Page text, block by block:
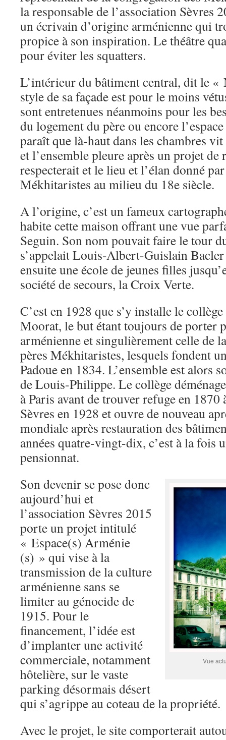
la responsable de l’association Sèvres
un écrivain d’origine arménienne qui
propice à son inspiration. Le théâtre
pour éviter les squatters.
L’intérieur du bâtiment central, dit le «
style de sa façade est pour le moins
sont entretenues néanmoins pour les
du logement du père ou encore
paraît que là-haut dans les chambres
et l’ensemble pleure après un projet
respecterait et le lieu et l’élan donné
Mékhitaristes au milieu du 18e siècle.
A l’origine, c’est un fameux
habite cette maison offrant une vue
Seguin. Son nom pouvait faire le tour
s’appelait Louis-Albert-Guislain
ensuite une école de jeunes filles
société de secours, la Croix Verte.
C’est en 1928 que s’y installe le
Moorat, le but étant toujours de porter
arménienne et singulièrement celle de
pères Mékhitaristes, lesquels fondent
Padoue en 1834. L’ensemble est alors
de Louis-Philippe. Le collège
à Paris avant de trouver refuge en
Sèvres en 1928 et ouvre de nouveau
mondiale après restauration des
années quatre-vingt-dix, c’est à la fois
pensionnat.
Vue
Son devenir se pose donc
aujourd’hui et
l’association Sèvres 2015
porte un projet intitulé
« Espace(s) Arménie
(s) » qui vise à la
transmission de la culture
arménienne sans se
limiter au génocide de
1915. Pour le
financement, l’idée est
d’implanter une activité
commerciale, notamment
hôtelière, sur le vaste
parking désormais désert
qui s’agrippe au coteau de la propriété.
Avec le projet, le site comporterait